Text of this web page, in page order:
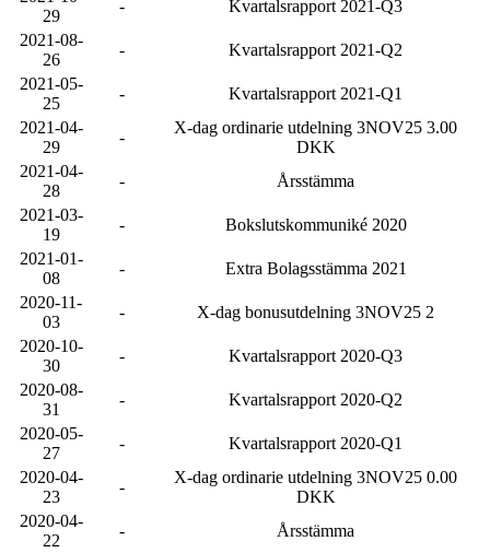
29
-
Kvartalsrapport 2021-Q3
2021-08-
26
-
Kvartalsrapport 2021-Q2
2021-05-
25
-
Kvartalsrapport 2021-Q1
2021-04-
29
-
X-dag ordinarie utdelning 3NOV25 3.00
DKK
2021-04-
28
-
Årsstämma
2021-03-
19
-
Bokslutskommuniké 2020
2021-01-
08
-
Extra Bolagsstämma 2021
2020-11-
03
-
X-dag bonusutdelning 3NOV25 2
2020-10-
30
-
Kvartalsrapport 2020-Q3
2020-08-
31
-
Kvartalsrapport 2020-Q2
2020-05-
27
-
Kvartalsrapport 2020-Q1
2020-04-
23
-
X-dag ordinarie utdelning 3NOV25 0.00
DKK
2020-04-
22
-
Årsstämma